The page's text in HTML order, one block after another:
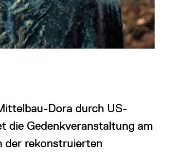
Dora durch US-
die Gedenkveranstaltung am
der rekonstruierten